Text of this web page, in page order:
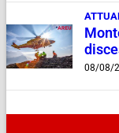
08/08/